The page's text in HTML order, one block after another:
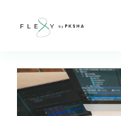
案件検索